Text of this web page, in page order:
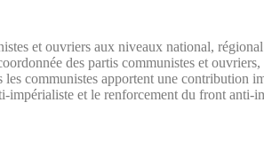
et ouvriers aux niveaux national,
des partis communistes et
communistes apportent une contribution
impérialiste et le renforcement du front anti-